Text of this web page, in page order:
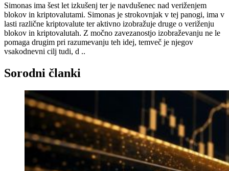
Simonas ima šest let izkušenj ter je navdušenec nad veriženjem
blokov in kriptovalutami. Simonas je strokovnjak v tej panogi, ima v
lasti različne kriptovalute ter aktivno izobražuje druge o veriženju
blokov in kriptovalutah. Z močno zavezanostjo izobraževanju ne le
pomaga drugim pri razumevanju teh idej, temveč je njegov
vsakodnevni cilj tudi, d ..
Sorodni članki